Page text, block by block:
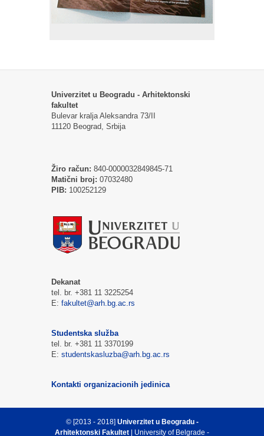
Univerzitet u Beogradu - Arhitektonski
fakultet
Bulevar kralja Aleksandra 73/II
11120 Beograd, Srbija
Žiro račun: 840-0000032849845-71
Matični broj: 07032480
PIB: 100252129
Dekanat
tel. br. +381 11 3225254
E: fakultet@arh.bg.ac.rs
Studentska služba
tel. br. +381 11 3370199
E: studentskasluzba@arh.bg.ac.rs
Kontakti organizacionih jedinica
© [2013 - 2018] Univerzitet u Beogradu -
Arhitektonski Fakultet | University of Belgrade -